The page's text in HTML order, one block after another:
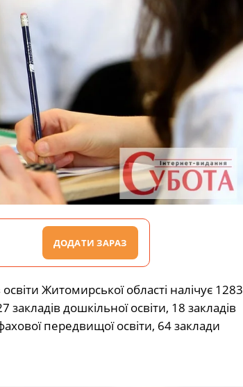
ДОДАТИ ЗАРАЗ
Житомирської області налічує 1283
закладів дошкільної освіти, 18 закладів
передвищої освіти, 64 заклади